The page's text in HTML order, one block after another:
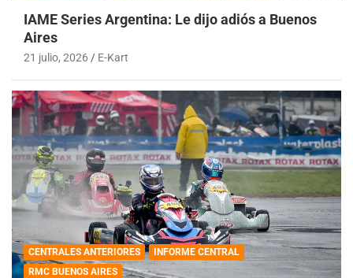
IAME Series Argentina: Le dijo adiós a Buenos
Aires
21 julio, 2026 E-Kart
CENTRALES ANTERIORES
INFORME CENTRAL
RMC BUENOS AIRES